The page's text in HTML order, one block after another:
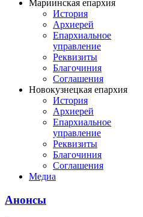
Мариинская епархия
История
Архиерей
Епархиальное
управление
Реквизиты
Благочиния
Соглашения
Новокузнецкая епархия
История
Архиерей
Епархиальное
управление
Реквизиты
Благочиния
Соглашения
Медиа
Анонсы